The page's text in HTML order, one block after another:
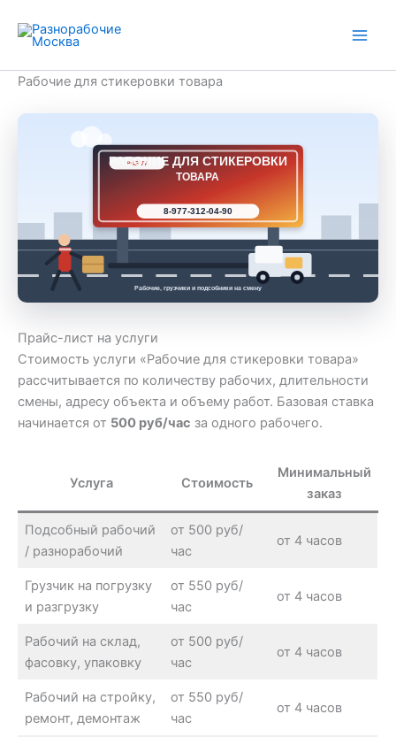
содержимому
Рабочие для стикеровки товара
РАБ 77
РАБОЧИЕ ДЛЯ СТИКЕРОВКИ
ТОВАРА
8-977-312-04-90
Рабочие, грузчики и подсобники на смену
Прайс-лист на услуги
Стоимость услуги «Рабочие для стикеровки товара»
рассчитывается по количеству рабочих, длительности
смены, адресу объекта и объему работ. Базовая ставка
начинается от 500 руб/час за одного рабочего.
Услуга Стоимость
Минимальный
заказ
Подсобный рабочий
/ разнорабочий
от 500 руб/
час
от 4 часов
Грузчик на погрузку
и разгрузку
от 550 руб/
час
от 4 часов
Рабочий на склад,
фасовку, упаковку
от 500 руб/
час
от 4 часов
Рабочий на стройку,
ремонт, демонтаж
от 550 руб/
час
от 4 часов